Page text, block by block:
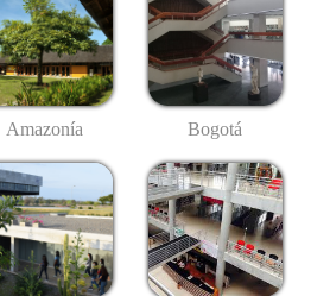
Amazonía Bogotá